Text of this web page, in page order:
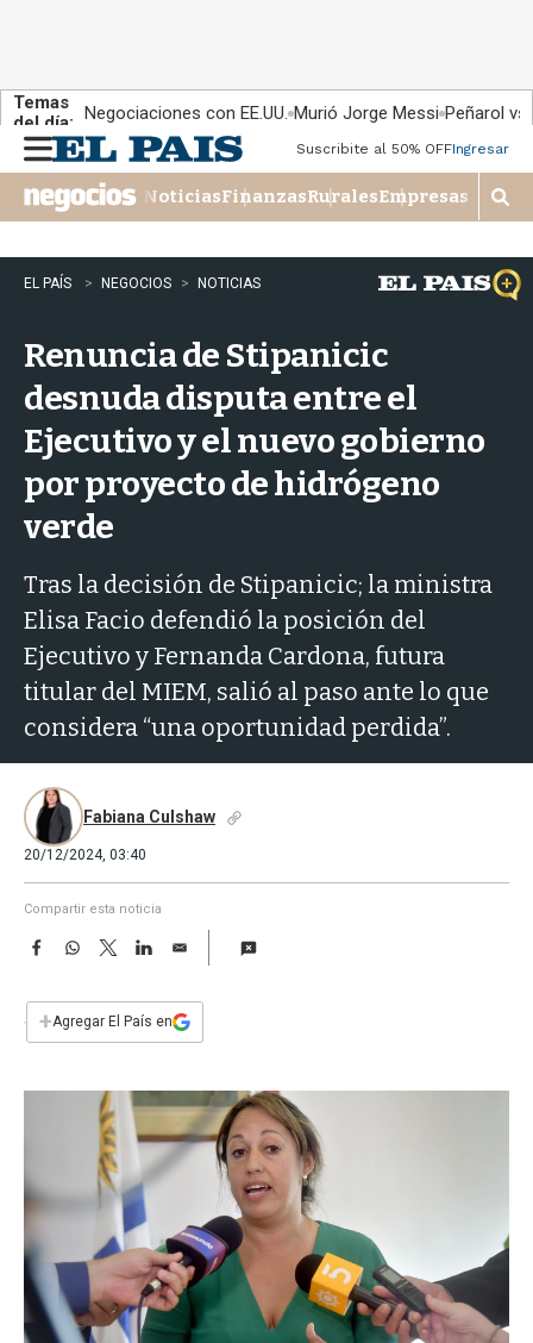
Temas
del día: Negociaciones con EE.UU. Murió Jorge Messi Peñarol
n
u
Suscribite al 50% OFFIngresar
NoticiasFinanzasRuralesEmpresas
M
o
s
t
r
EL PAÍS NEGOCIOS NOTICIAS
Renuncia de Stipanicic
desnuda disputa entre el
Ejecutivo y el nuevo gobierno
por proyecto de hidrógeno
verde
Tras la decisión de Stipanicic; la ministra
Elisa Facio defendió la posición del
Ejecutivo y Fernanda Cardona, futura
titular del MIEM, salió al paso ante lo que
considera “una oportunidad perdida”.
Fabiana Culshaw
20/12/2024, 03:40
Compartir esta noticia
F
e
b
W
s
T
w
t
L
n
E
i
l
+Agregar El País en